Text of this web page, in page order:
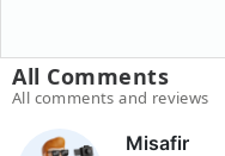
All Comments
All comments and reviews
Misafir